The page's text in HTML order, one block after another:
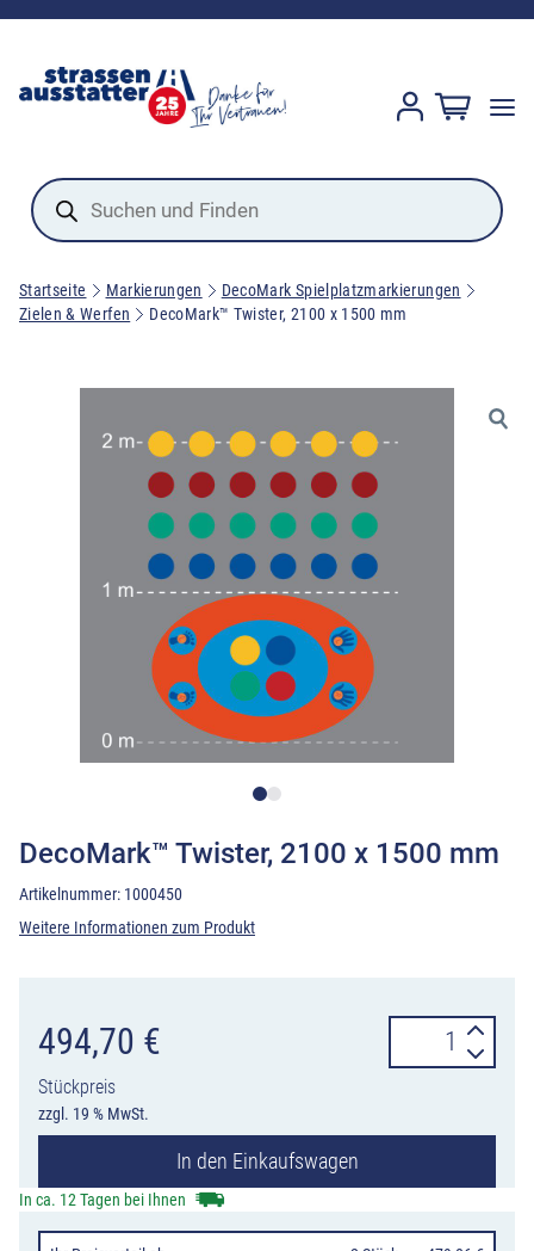
Products
search
Startseite Markierungen
DecoMark Spielplatzmarkierungen
Zielen & Werfen
DecoMark™ Twister, 2100 x 1500 mm
DecoMark™ Twister, 2100 x 1500 mm
Artikelnummer: 1000450
Weitere Informationen zum Produkt
494,70 €
Stückpreis
zzgl. 19 % MwSt.
DecoMark™
Twister,
x
Menge
In den Einkaufswagen
In ca. 12 Tagen bei Ihnen